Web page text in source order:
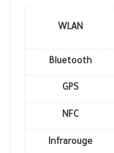
WLAN
Bluetooth
GPS
NFC
Infrarouge